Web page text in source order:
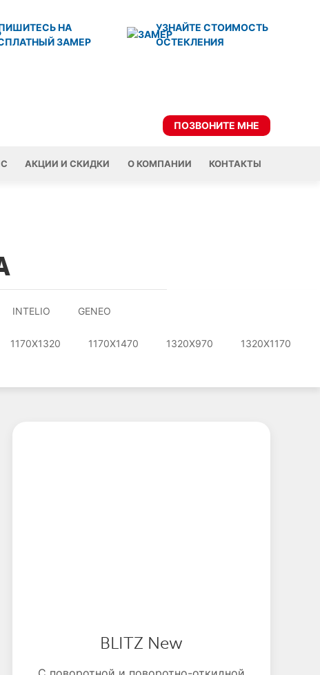
НА
ЗАМЕР
УЗНАЙТЕ СТОИМОСТЬ
ОСТЕКЛЕНИЯ
ПОЗВОНИТЕ МНЕ
АКЦИИ И СКИДКИ О КОМПАНИИ КОНТАКТЫ
INTELIO GENEO
1170X1320 1170X1470 1320X970
1320X1170
BLITZ New